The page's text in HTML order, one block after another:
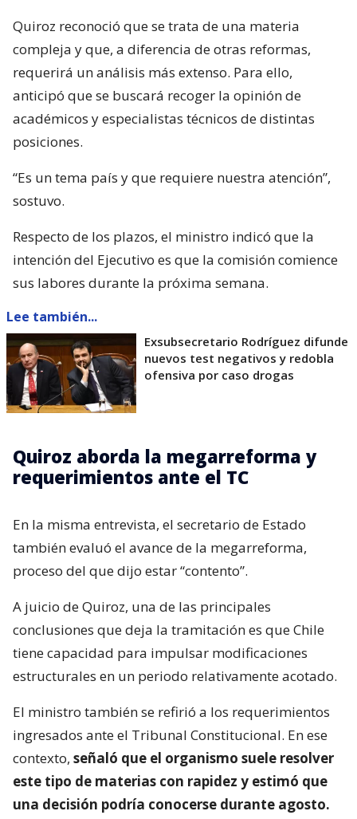
Quiroz reconoció que se trata de una materia
compleja y que, a diferencia de otras reformas,
requerirá un análisis más extenso. Para ello,
anticipó que se buscará recoger la opinión de
académicos y especialistas técnicos de distintas
posiciones.
“Es un tema país y que requiere nuestra atención”,
sostuvo.
Respecto de los plazos, el ministro indicó que la
intención del Ejecutivo es que la comisión comience
sus labores durante la próxima semana.
Lee también...
Exsubsecretario Rodríguez difunde
nuevos test negativos y redobla
ofensiva por caso drogas
Quiroz aborda la megarreforma y
requerimientos ante el TC
En la misma entrevista, el secretario de Estado
también evaluó el avance de la megarreforma,
proceso del que dijo estar “contento”.
A juicio de Quiroz, una de las principales
conclusiones que deja la tramitación es que Chile
tiene capacidad para impulsar modificaciones
estructurales en un periodo relativamente acotado.
El ministro también se refirió a los requerimientos
ingresados ante el Tribunal Constitucional. En ese
contexto, señaló que el organismo suele resolver
este tipo de materias con rapidez y estimó que
una decisión podría conocerse durante agosto.